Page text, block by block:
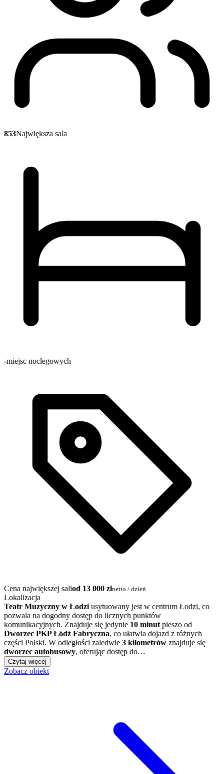
853Największa sala
-miejsc noclegowych
Cena największej saliod 13 000 złnetto / dzień
Lokalizacja
Teatr Muzyczny w Łodzi usytuowany jest w centrum Łodzi, co
pozwala na dogodny dostęp do licznych punktów
komunikacyjnych. Znajduje się jedynie 10 minut pieszo od
Dworzec PKP Łódź Fabryczna, co ułatwia dojazd z różnych
części Polski. W odległości zaledwie 3 kilometrów znajduje się
dworzec autobusowy, oferując dostęp do…
Czytaj więcej
Zobacz obiekt